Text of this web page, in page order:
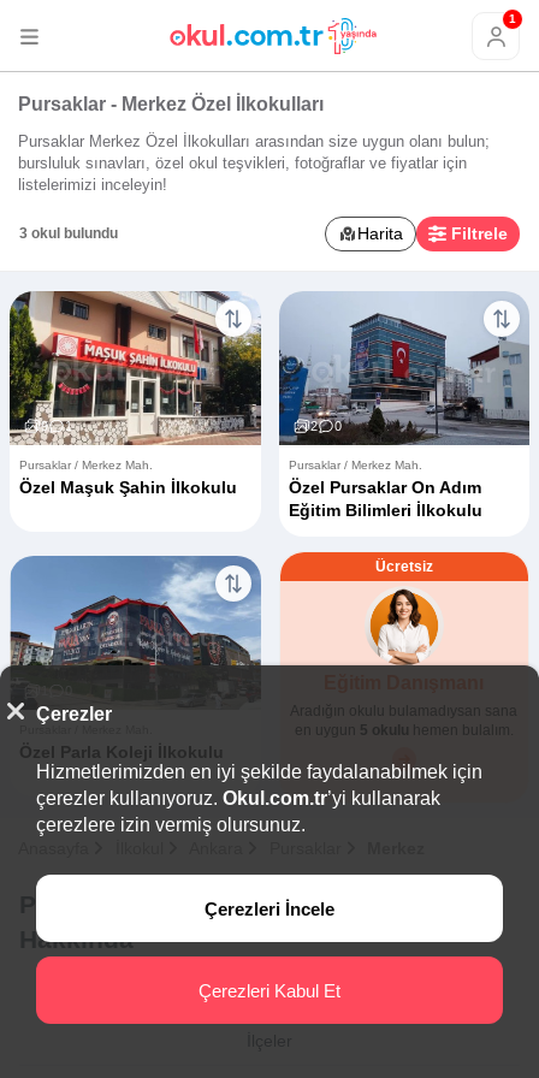
1
Pursaklar - Merkez Özel İlkokulları
Pursaklar Merkez Özel İlkokulları arasından size uygun olanı bulun;
bursluluk sınavları, özel okul teşvikleri, fotoğraflar ve fiyatlar için
listelerimizi inceleyin!
3 okul bulundu Harita Filtrele
9 1
Pursaklar / Merkez Mah.
Özel Maşuk Şahin İlkokulu
2 0
Pursaklar / Merkez Mah.
Özel Pursaklar On Adım
Eğitim Bilimleri İlkokulu
Özel Parla Koleji İlkokulu
Ücretsiz
Aradığın okulu bulamadıysan sana
en uygun 5 okulu hemen bulalım.
Pursaklar - Merkez Özel İlkokulları
Hakkında
Çerezler
Hizmetlerimizden en iyi şekilde faydalanabilmek için
çerezler kullanıyoruz. Okul.com.tr’yi kullanarak
çerezlere izin vermiş olursunuz.
Çerezleri İncele
Çerezleri Kabul Et